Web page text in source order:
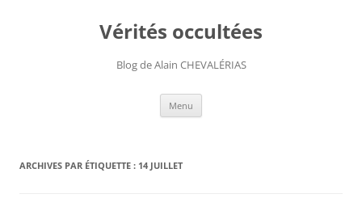
Vérités occultées
Blog de Alain CHEVALÉRIAS
Menu
ARCHIVES PAR ÉTIQUETTE : 14 JUILLET